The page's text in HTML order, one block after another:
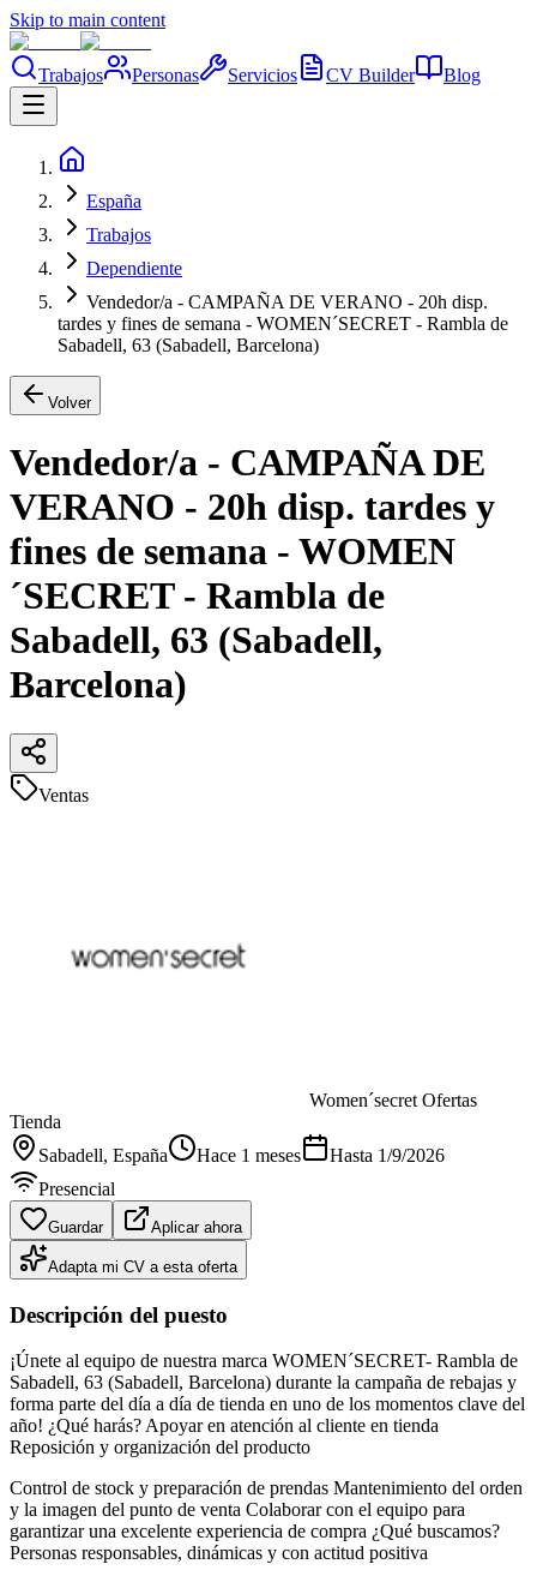
Skip to main content
Trabajos Personas Servicios CV Builder Blog
España
Trabajos
Dependiente
Vendedor/a - CAMPAÑA DE VERANO - 20h disp.
tardes y fines de semana - WOMEN´SECRET - Rambla de
Sabadell, 63 (Sabadell, Barcelona)
Volver
Vendedor/a - CAMPAÑA DE
VERANO - 20h disp. tardes y
fines de semana - WOMEN
´SECRET - Rambla de
Sabadell, 63 (Sabadell,
Barcelona)
Ventas
Women´secret Ofertas
Tienda
Sabadell, España Hace 1 meses Hasta 1/9/2026
Presencial
Guardar Aplicar ahora
Adapta mi CV a esta oferta
Descripción del puesto
¡Únete al equipo de nuestra marca WOMEN´SECRET- Rambla de
Sabadell, 63 (Sabadell, Barcelona) durante la campaña de rebajas y
forma parte del día a día de tienda en uno de los momentos clave del
año! ¿Qué harás? Apoyar en atención al cliente en tienda
Reposición y organización del producto
Control de stock y preparación de prendas Mantenimiento del orden
y la imagen del punto de venta Colaborar con el equipo para
garantizar una excelente experiencia de compra ¿Qué buscamos?
Personas responsables, dinámicas y con actitud positiva